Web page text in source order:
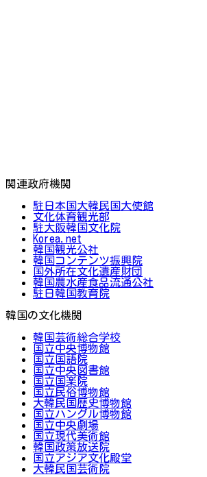
関連政府機関
駐日本国大韓民国大使館
文化体育観光部
駐大阪韓国文化院
Korea.net
韓国観光公社
韓国コンテンツ振興院
国外所在文化遺産財団
韓国農水産食品流通公社
駐日韓国教育院
韓国の文化機関
韓国芸術総合学校
国立中央博物館
国立国語院
国立中央図書館
国立国楽院
国立民俗博物館
大韓民国歴史博物館
国立ハングル博物館
国立中央劇場
国立現代美術館
韓国政策放送院
国立アジア文化殿堂
大韓民国芸術院